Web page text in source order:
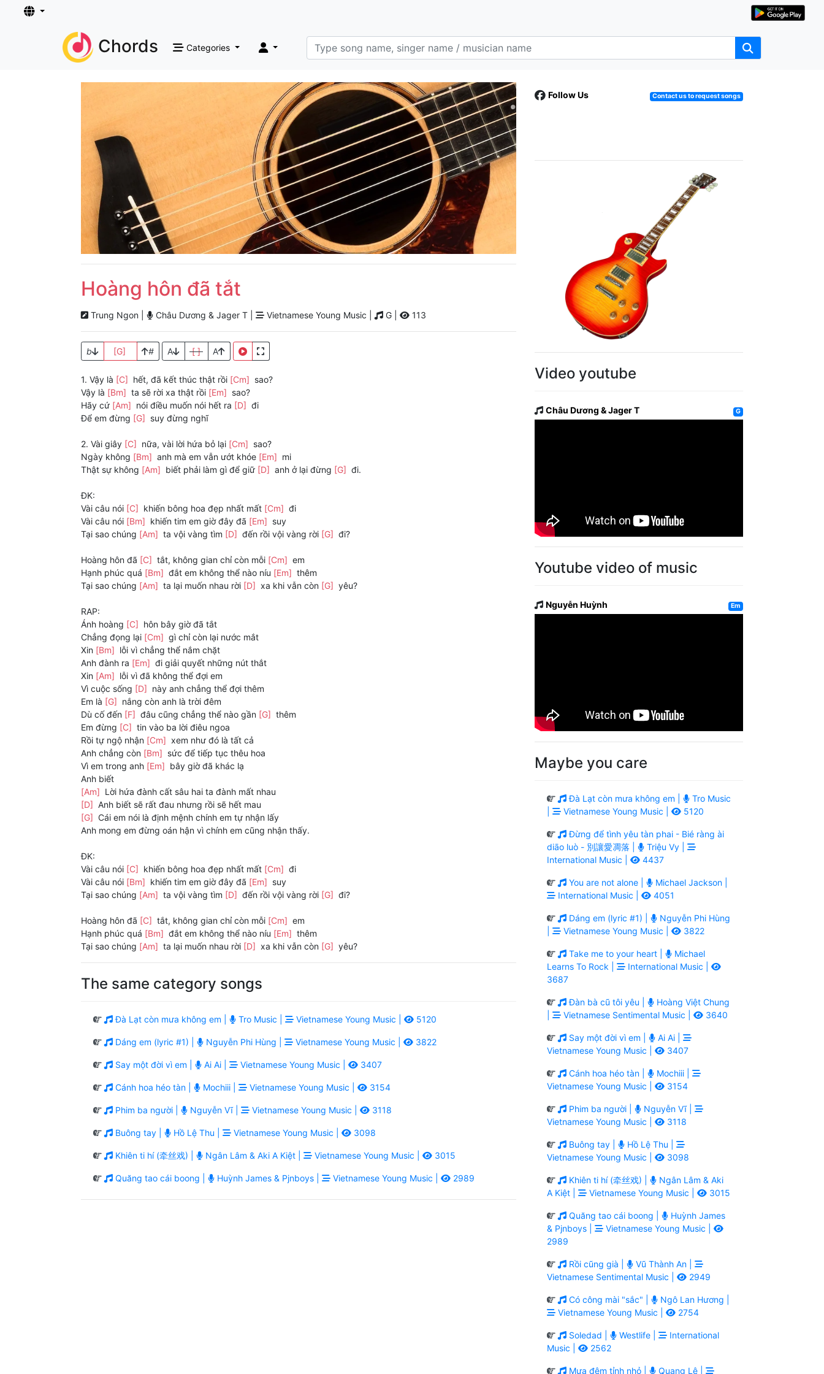
Chords Categories
Hoàng hôn đã tắt
Trung Ngon | Châu Dương & Jager T | Vietnamese Young Music | G | 113
b [G] # A [ ] A
1. Vậy là [C] hết, đã kết thúc thật rồi [Cm] sao?
Vậy là [Bm] ta sẽ rời xa thật rồi [Em] sao?
Hãy cứ [Am] nói điều muốn nói hết ra [D] đi
Để em đừng [G] suy đừng nghĩ
2. Vài giây [C] nữa, vài lời hứa bỏ lại [Cm] sao?
Ngày không [Bm] anh mà em vẫn ướt khóe [Em] mi
Thật sự không [Am] biết phải làm gì để giữ [D] anh ở lại đừng [G] đi.
ĐK:
Vài câu nói [C] khiến bông hoa đẹp nhất mất [Cm] đi
Vài câu nói [Bm] khiến tim em giờ đây đã [Em] suy
Tại sao chúng [Am] ta vội vàng tìm [D] đến rồi vội vàng rời [G] đi?
Hoàng hôn đã [C] tắt, không gian chỉ còn mỗi [Cm] em
Hạnh phúc quá [Bm] đắt em không thể nào níu [Em] thêm
Tại sao chúng [Am] ta lại muốn nhau rời [D] xa khi vẫn còn [G] yêu?
RAP:
Ánh hoàng [C] hôn bây giờ đã tắt
Chẳng đọng lại [Cm] gì chỉ còn lại nước mắt
Xin [Bm] lỗi vì chẳng thể nắm chặt
Anh đành ra [Em] đi giải quyết những nút thắt
Xin [Am] lỗi vì đã không thể đợi em
Vì cuộc sống [D] này anh chẳng thể đợi thêm
Em là [G] nắng còn anh là trời đêm
Dù cố đến [F] đâu cũng chẳng thể nào gần [G] thêm
Em đừng [C] tin vào ba lời điêu ngoa
Rồi tự ngộ nhận [Cm] xem như đó là tất cả
Anh chẳng còn [Bm] sức để tiếp tục thêu hoa
Vì em trong anh [Em] bây giờ đã khác lạ
Anh biết
[Am] Lời hứa đành cất sâu hai ta đành mất nhau
[D] Anh biết sẽ rất đau nhưng rồi sẽ hết mau
[G] Cái em nói là định mệnh chính em tự nhận lấy
Anh mong em đừng oán hận vì chính em cũng nhận thấy.
ĐK:
Vài câu nói [C] khiến bông hoa đẹp nhất mất [Cm] đi
Vài câu nói [Bm] khiến tim em giờ đây đã [Em] suy
Tại sao chúng [Am] ta vội vàng tìm [D] đến rồi vội vàng rời [G] đi?
Hoàng hôn đã [C] tắt, không gian chỉ còn mỗi [Cm] em
Hạnh phúc quá [Bm] đắt em không thể nào níu [Em] thêm
Tại sao chúng [Am] ta lại muốn nhau rời [D] xa khi vẫn còn [G] yêu?
The same category songs
Đà Lạt còn mưa không em | Tro Music | Vietnamese Young Music | 5120
Dáng em (lyric #1) | Nguyễn Phi Hùng | Vietnamese Young Music | 3822
Say một đời vì em | Ai Ai | Vietnamese Young Music | 3407
Cánh hoa héo tàn | Mochiii | Vietnamese Young Music | 3154
Phim ba người | Nguyễn Vĩ | Vietnamese Young Music | 3118
Buông tay | Hồ Lệ Thu | Vietnamese Young Music | 3098
Khiên ti hí (牵丝戏) | Ngân Lâm & Aki A Kiệt | Vietnamese Young Music | 3015
Quăng tao cái boong | Huỳnh James & Pjnboys | Vietnamese Young Music | 2989
Follow Us Contact us to request songs
Video youtube
Châu Dương & Jager T G
Youtube video of music
Nguyễn Huỳnh Em
Maybe you care
Đà Lạt còn mưa không em |
Tro Music
Vietnamese Young Music | 5120
Đừng để tình yêu tàn phai - Bié ràng ài
diāo luò - 別讓愛凋落 |
Triệu Vy |
International Music |
4437
You are not alone |
Michael Jackson |
International Music |
4051
Dáng em (lyric #1) |
Nguyễn Phi Hùng
Vietnamese Young Music | 3822
Take me to your heart |
Michael
Learns To Rock |
International Music |
3687
Đàn bà cũ tôi yêu |
Hoàng Việt Chung
Vietnamese Sentimental Music | 3640
Say một đời vì em |
Ai Ai |
Vietnamese Young Music |
3407
Cánh hoa héo tàn |
Mochiii |
Vietnamese Young Music |
3154
Phim ba người |
Nguyễn Vĩ |
Vietnamese Young Music |
3118
Buông tay |
Hồ Lệ Thu |
Vietnamese Young Music |
3098
Khiên ti hí (牵丝戏) |
Ngân Lâm & Aki
A Kiệt |
Vietnamese Young Music | 3015
Quăng tao cái boong |
Huỳnh James
& Pjnboys |
Vietnamese Young Music |
2989
Rồi cũng già |
Vũ Thành An |
Vietnamese Sentimental Music |
2949
Có công mài "sắc" |
Ngô Lan Hương |
Vietnamese Young Music |
2754
Soledad | Westlife |
International
Music |
2562
Mưa đêm tỉnh nhỏ | Quang Lê |